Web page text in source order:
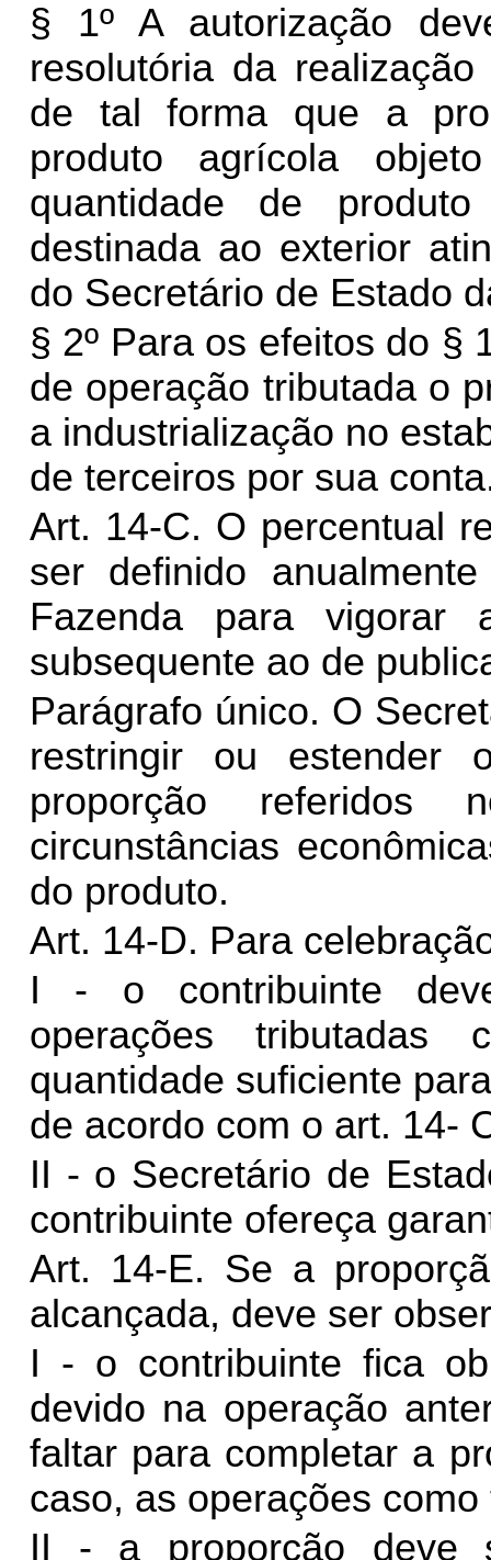
§ 1º A autorização
resolutória da
de tal forma que a
produto agrícola
quantidade de
destinada ao exterior
do Secretário de Estado
§ 2º Para os efeitos do §
de operação tributada o
a industrialização no
de terceiros por sua
Art. 14-C. O percentual
ser definido
Fazenda para
subsequente ao de
Parágrafo único. O
restringir ou estender
proporção
circunstâncias
do produto.
Art. 14-D. Para
I - o contribuinte
operações
quantidade suficiente
de acordo com o art. 14-
II - o Secretário de
contribuinte ofereça
Art. 14-E. Se a
alcançada, deve ser
I - o contribuinte fica
devido na operação
faltar para completar a
caso, as operações
II - a proporção deve